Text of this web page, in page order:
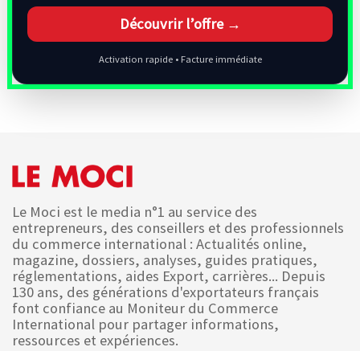
Découvrir l’offre →
Activation rapide • Facture immédiate
Le Moci est le media n°1 au service des
entrepreneurs, des conseillers et des professionnels
du commerce international : Actualités online,
magazine, dossiers, analyses, guides pratiques,
réglementations, aides Export, carrières... Depuis
130 ans, des générations d'exportateurs français
font confiance au Moniteur du Commerce
International pour partager informations,
ressources et expériences.